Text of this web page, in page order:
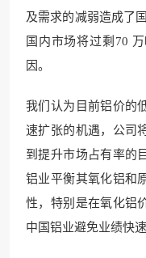
及需求的减弱造成了
国内市场将过剩70
因。
我们认为目前铝价的
速扩张的机遇，公司
到提升市场占有率的
铝业平衡其氧化铝和
性，特别是在氧化铝
中国铝业避免业绩快